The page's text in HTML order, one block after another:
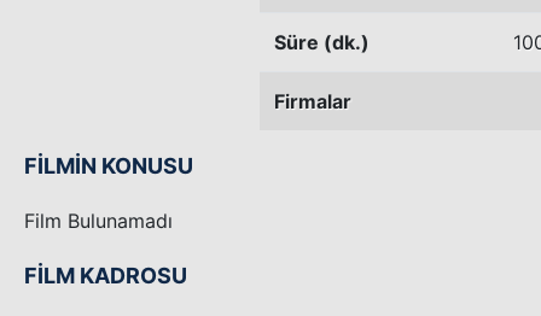
Süre (dk.)
Firmalar
FİLMİN KONUSU
Film Bulunamadı
FİLM KADROSU